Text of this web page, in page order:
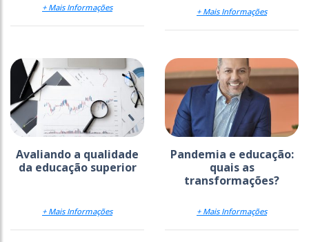
+ Mais Informações + Mais Informações
Avaliando a qualidade
da educação superior
+ Mais Informações
Pandemia e educação:
quais as
transformações?
+ Mais Informações